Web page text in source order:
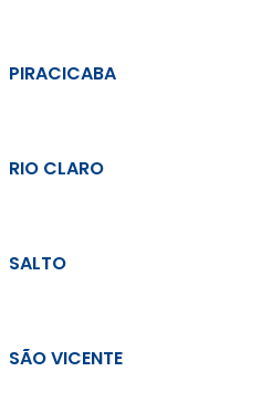
PIRACICABA
RIO CLARO
SALTO
SÃO VICENTE